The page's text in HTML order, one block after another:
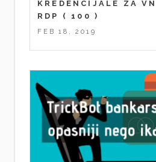
KREDENCIJALE ZA
RDP
( 100 )
FEB 18, 2019